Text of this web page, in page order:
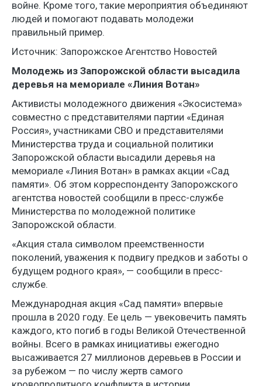
войне. Кроме того, такие мероприятия объединяют
людей и помогают подавать молодежи
правильный пример.
Источник: Запорожское Агентство Новостей
Молодежь из Запорожской области высадила
деревья на мемориале «Линия Вотан»
Активисты молодежного движения «Экосистема»
совместно с представителями партии «Единая
Россия», участниками СВО и представителями
Министерства труда и социальной политики
Запорожской области высадили деревья на
мемориале «Линия Вотан» в рамках акции «Сад
памяти». Об этом корреспонденту Запорожского
агентства новостей сообщили в пресс-службе
Министерства по молодежной политике
Запорожской области.
«Акция стала символом преемственности
поколений, уважения к подвигу предков и заботы о
будущем родного края», — сообщили в пресс-
службе.
Международная акция «Сад памяти» впервые
прошла в 2020 году. Ее цель — увековечить память
каждого, кто погиб в годы Великой Отечественной
войны. Всего в рамках инициативы ежегодно
высаживается 27 миллионов деревьев в России и
за рубежом — по числу жертв самого